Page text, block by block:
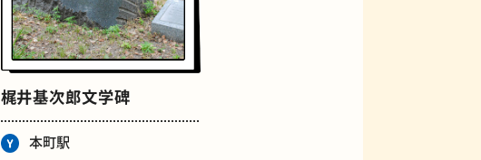
佃煮
梶井基次郎文学碑
本町駅